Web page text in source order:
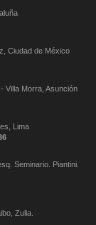
Ciudad de México
Villa Morra, Asunción
Lima
Seminario. Piantini.
Zulia.